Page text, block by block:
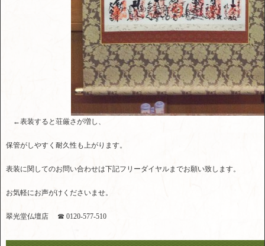
←表装すると荘厳さが増し、
保管がしやすく耐久性も上がります。
表装に関してのお問い合わせは下記フリーダイヤルまでお願い致します。
お気軽にお声がけくださいませ。
翠光堂仏壇店 ☎ 0120-577-510